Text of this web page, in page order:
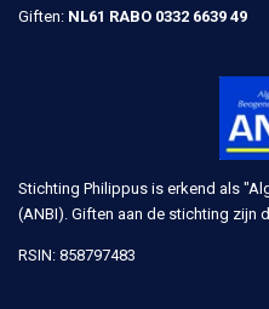
Giften: NL61 RABO 0332 6639 49
Stichting Philippus is erkend als
(ANBI). Giften aan de stichting zijn
RSIN: 858797483